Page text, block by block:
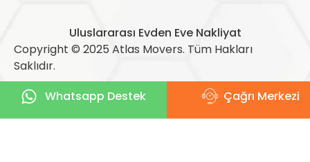
Copyright © 2025 Atlas Movers. Tüm Hakları
Saklıdır.
Uluslararası Evden Eve Nakliyat
Whatsapp Destek Çağrı Merkezi